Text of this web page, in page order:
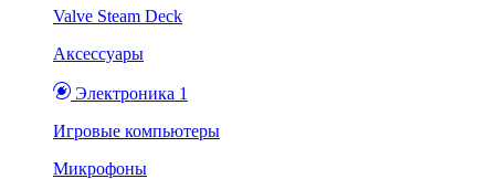
Valve Steam Deck
Аксессуары
Электроника 1
Игровые компьютеры
Микрофоны